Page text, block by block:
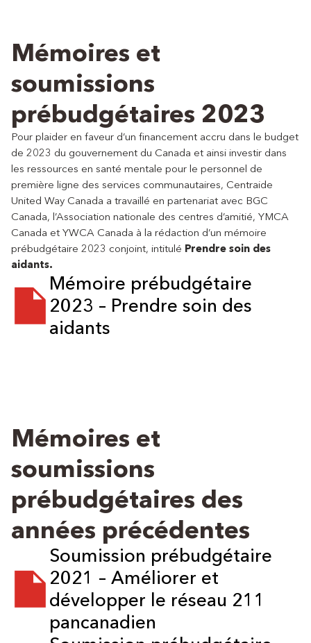
Mémoires et
soumissions
prébudgétaires 2023
Pour plaider en faveur d’un financement accru dans le budget
de 2023 du gouvernement du Canada et ainsi investir dans
les ressources en santé mentale pour le personnel de
première ligne des services communautaires, Centraide
United Way Canada a travaillé en partenariat avec BGC
Canada, l’Association nationale des centres d’amitié, YMCA
Canada et YWCA Canada à la rédaction d’un mémoire
prébudgétaire 2023 conjoint, intitulé Prendre soin des
aidants.
Mémoire prébudgétaire
2023 – Prendre soin des
aidants
Mémoires et
soumissions
prébudgétaires des
années précédentes
Soumission prébudgétaire
2021 – Améliorer et
développer le réseau 211
pancanadien